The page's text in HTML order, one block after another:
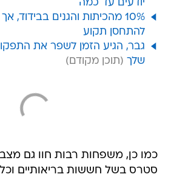
יודעים עד כמה
10% מהכיתות והגנים בבידוד,
להתחסן תקוע
גבר, הגיע הזמן לשפר את התפקוד
שלך
כמו כן, משפחות רבות חוו גם
סטרס בשל חששות בריאותיים